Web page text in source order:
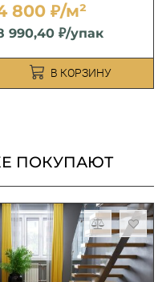
800 ₽/м²
990,40 ₽/упак
В КОРЗИНУ
ПОКУПАЮТ